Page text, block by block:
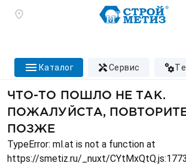
каталог сервис
ЧТО-ТО ПОШЛО НЕ ТАК.
ПОЖАЛУЙСТА,
ПОЗЖЕ
TypeError: ml.at is not a function at
https://smetiz.ru/_nuxt/